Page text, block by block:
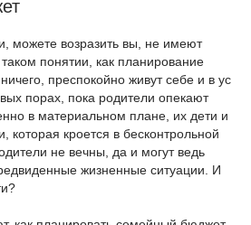
можете возразить вы, не имеют
понятии, как планирование
преспокойно живут себе и в ус
порах, пока родители опекают
в материальном плане, их дети и
которая кроется в бесконтрольной
не вечны, да и могут ведь
жизненные ситуации. И